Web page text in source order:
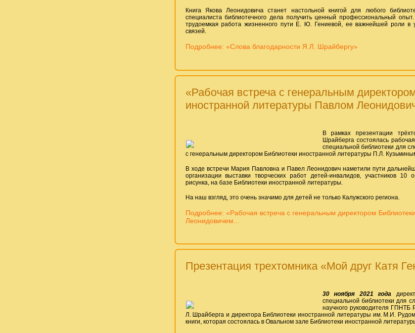
Книга Якова Леонидовича станет настольной книгой для любого
специалиста библиотечного дела получить ценный профессиональный
трудоемкая работа жизненного пути Е. Ю. Гениевой, ее важнейшей роли в
связей.
Подробнее: «Слова благодарности Я.Л. Шрайбергу»
«Рабочая встреча с генеральным
иностранной литературы Павлом
В рамках презентации
Шрайберга состоялась
специальной библиотеки для
с генеральным директором Библиотеки иностранной литературы П.Л.
В ходе встречи Мария Павловна и Павел Леонидович наметили пути
организации выставки творческих работ детей-инвалидов, участников 10
рисунка, на базе Библиотеки иностранной литературы.
На наш взгляд, это очень значимо для детей не только Калужского региона.
Подробнее: «Рабочая встреча с генеральным директором
Леонидовичем...
Презентация трехтомника «Мой друг Катя
30 ноября 2021 года
специальной библиотеки для
научного руководителя
Л. Шрайберга и директора Библиотеки иностранной литературы им. М.И.
книги, которая состоялась в Овальном зале Библиотеки иностранной